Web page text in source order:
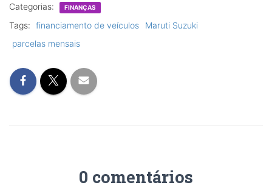
Categorias: FINANÇAS
Tags: financiamento de veículos
Maruti Suzuki
parcelas mensais
0 comentários